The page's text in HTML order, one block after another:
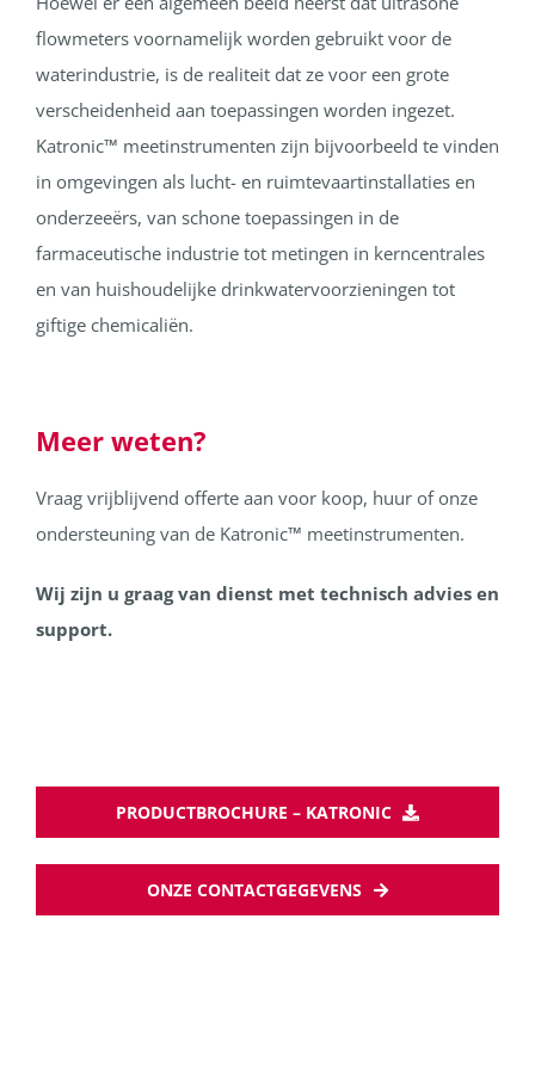
flowmeters voornamelijk worden gebruikt voor de
waterindustrie, is de realiteit dat ze voor een grote
verscheidenheid aan toepassingen worden ingezet.
Katronic™ meetinstrumenten zijn bijvoorbeeld te vinden
in omgevingen als lucht- en ruimtevaartinstallaties en
onderzeeërs, van schone toepassingen in de
farmaceutische industrie tot metingen in kerncentrales
en van huishoudelijke drinkwatervoorzieningen tot
giftige chemicaliën.
Meer weten?
Vraag vrijblijvend offerte aan voor koop, huur of onze
ondersteuning van de Katronic™ meetinstrumenten.
Wij zijn u graag van dienst met technisch advies en
support.
PRODUCTBROCHURE – KATRONIC
ONZE CONTACTGEGEVENS